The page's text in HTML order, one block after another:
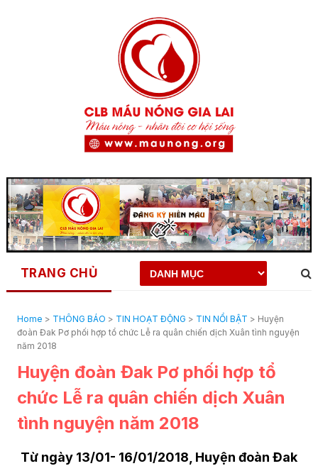
TRANG CHỦ
Home > THÔNG BÁO > TIN HOẠT ĐỘNG > TIN NỔI BẬT > Huyện
đoàn Đak Pơ phối hợp tổ chức Lễ ra quân chiến dịch Xuân tình nguyện
năm 2018
Huyện đoàn Đak Pơ phối hợp tổ
chức Lễ ra quân chiến dịch Xuân
tình nguyện năm 2018
Từ ngày 13/01- 16/01/2018, Huyện đoàn Đak